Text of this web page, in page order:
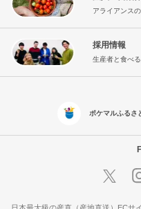
アライアンス
採用情報
生産者と食べ
ポケマルふるさ